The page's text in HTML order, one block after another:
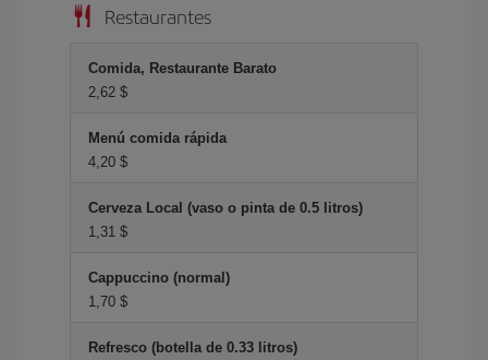
Restaurantes
Comida, Restaurante Barato
2,62 $
Menú comida rápida
4,20 $
Cerveza Local (vaso o pinta de 0.5 litros)
1,31 $
Cappuccino (normal)
1,70 $
Refresco (botella de 0.33 litros)